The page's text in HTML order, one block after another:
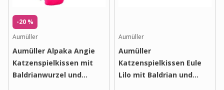
-20 %
Aumüller
Aumüller Alpaka Angie
Katzenspielkissen mit
Baldrianwurzel und
Aumüller
Aumüller
Katzenspielkissen Eule
Lilo mit Baldrian und